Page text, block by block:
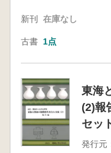
新刊 在庫なし
古書 1点
東海
(2)
セッ
発行元